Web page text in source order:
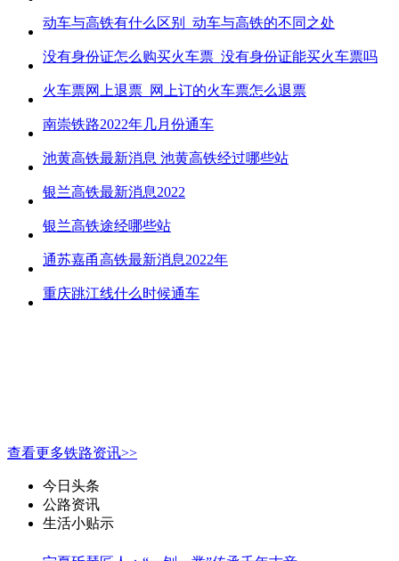
动车与高铁有什么区别_动车与高铁的不同之处
没有身份证怎么购买火车票_没有身份证能买火车票吗
火车票网上退票_网上订的火车票怎么退票
南崇铁路2022年几月份通车
池黄高铁最新消息 池黄高铁经过哪些站
银兰高铁最新消息2022
银兰高铁途经哪些站
通苏嘉甬高铁最新消息2022年
重庆跳江线什么时候通车
查看更多铁路资讯>>
今日头条
公路资讯
生活小贴示